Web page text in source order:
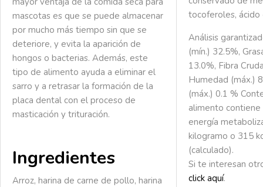
mascotas es que se puede almacenar
por mucho más tiempo sin que se
deteriore, y evita la aparición de
hongos o bacterias. Además, este
tipo de alimento ayuda a eliminar el
sarro y a retrasar la formación de la
placa dental con el proceso de
masticación y trituración.
Ingredientes
Arroz, harina de carne de pollo, harina
tocoferoles, ácido
Análisis
(mín.) 32.5%,
13.0%, Fibra
Humedad (máx.)
(máx.) 0.1 %
alimento
energía
kilogramo o 315
(calculado).
Si te interesan
click aquí.